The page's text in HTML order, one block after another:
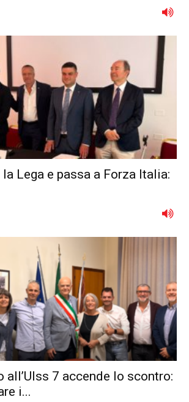
Lega e passa a Forza Italia:
all’Ulss 7 accende lo scontro:
i...